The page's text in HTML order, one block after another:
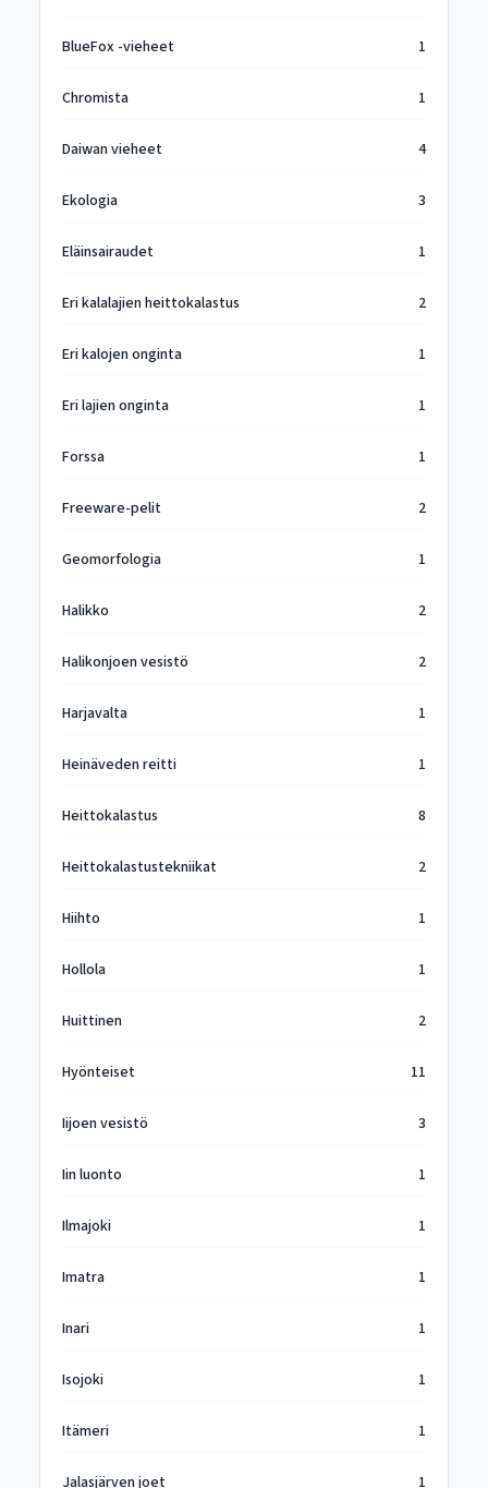
BlueFox -vieheet 1
Chromista 1
Daiwan vieheet 4
Ekologia 3
Eläinsairaudet 1
Eri kalalajien heittokalastus 2
Eri kalojen onginta 1
Eri lajien onginta 1
Forssa 1
Freeware-pelit 2
Geomorfologia 1
Halikko 2
Halikonjoen vesistö 2
Harjavalta 1
Heinäveden reitti 1
Heittokalastus 8
Heittokalastustekniikat 2
Hiihto 1
Hollola 1
Huittinen 2
Hyönteiset 11
Iijoen vesistö 3
Iin luonto 1
Ilmajoki 1
Imatra 1
Inari 1
Isojoki 1
Itämeri 1
Jalasjärven joet 1